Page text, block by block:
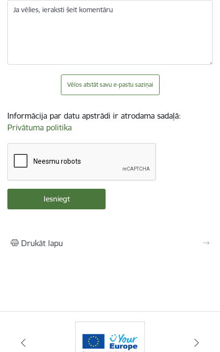
Ja vēlies, ieraksti šeit komentāru
Vēlos atstāt savu e-pastu saziņai
Informācija par datu apstrādi ir atrodama sadaļā:
Privātuma politika
Drukāt lapu